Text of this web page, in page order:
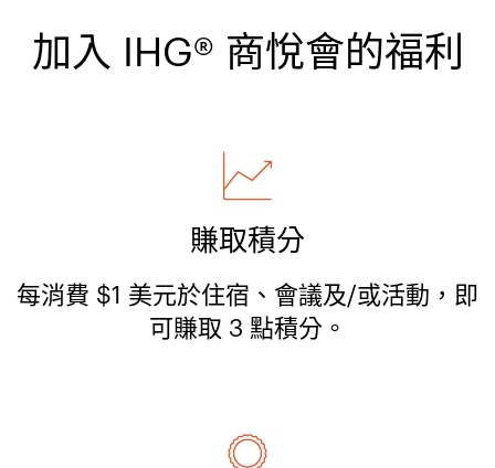
加入 IHG® 商悅會的福利
賺取積分
每消費 $1 美元於住宿、會議及/或活動，即
可賺取 3 點積分。